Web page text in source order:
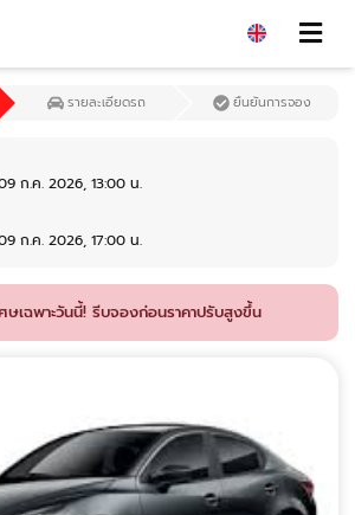
ก.ค. 2026, 13:00 น.
ก.ค. 2026, 17:00 น.
รายละเอียดรถ ยืนยันการจอง
ษเฉพาะวันนี้! รีบจองก่อนราคาปรับสูงขึ้น